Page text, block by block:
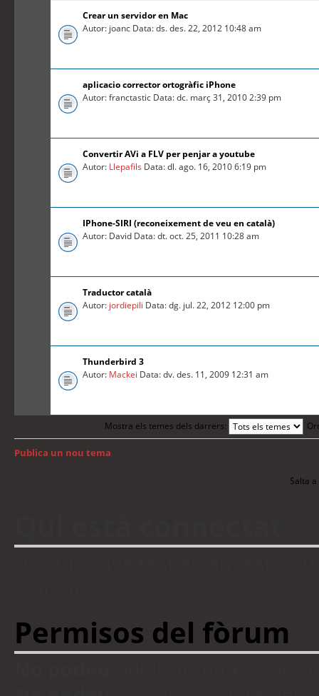
Crear un servidor en Mac
Autor: joanc Data: ds. des. 22, 2012 10:48 am
aplicacio corrector ortogràfic iPhone
Autor: franctastic Data: dc. març 31, 2010 2:39 pm
Convertir AVi a FLV per penjar a youtube
Autor: Llepafils Data: dl. ago. 16, 2010 6:19 pm
IPhone-SIRI (reconeixement de veu en català)
Autor: David Data: dt. oct. 25, 2011 10:28 am
Traductor català
Autor: jordiepili Data: dg. jul. 22, 2012 12:00 pm
Thunderbird 3
Autor: Mackei Data: dv. des. 11, 2009 12:31 am
Mostra els temes dels darrers:
Publica un nou tema
Salta a
Permisos del fòrum